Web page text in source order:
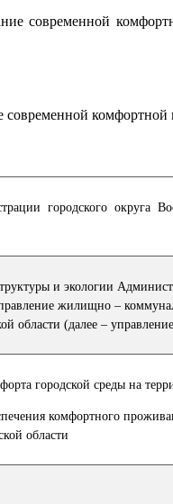
современной
комфортной
городского округа
и экологии
жилищно –
области (далее –
городской среды на
комфортного
области